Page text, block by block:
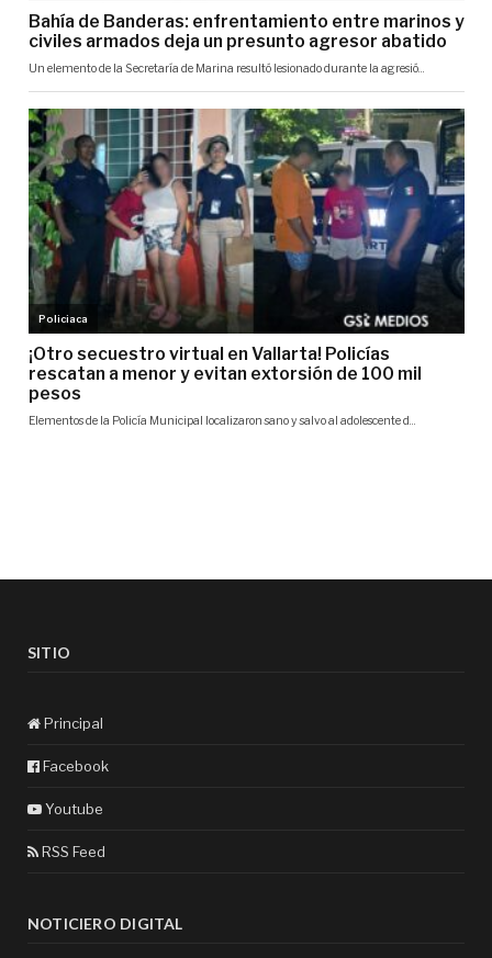
SITIO
Principal
Facebook
Youtube
RSS Feed
NOTICIERO DIGITAL